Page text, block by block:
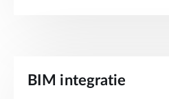
BIM integratie